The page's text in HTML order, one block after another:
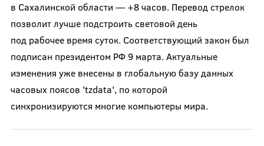
в Сахалинской области — +8 часов. Перевод стрелок
позволит лучше подстроить световой день
под рабочее время суток. Соответствующий закон был
подписан президентом РФ 9 марта. Актуальные
изменения уже внесены в глобальную базу данных
часовых поясов 'tzdata', по которой
синхронизируются многие компьютеры мира.